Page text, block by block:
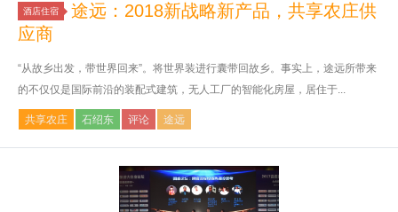
酒店住宿
途远：2018新战略新产品，共享农庄供
应商
“从故乡出发，带世界回来”。将世界装进行囊带回故乡。事实上，途远所带来
的不仅仅是国际前沿的装配式建筑，无人工厂的智能化房屋，居住于...
共享农庄 石绍东 评论 途远